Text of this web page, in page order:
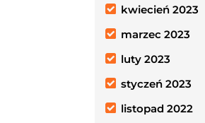
kwiecień 2023
marzec 2023
luty 2023
styczeń 2023
listopad 2022